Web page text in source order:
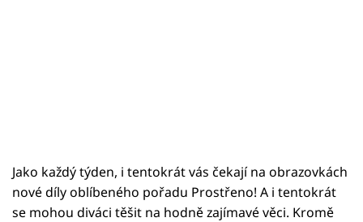
Jako každý týden, i tentokrát vás čekají na obrazovkách
nové díly oblíbeného pořadu Prostřeno! A i tentokrát
se mohou diváci těšit na hodně zajímavé věci. Kromě